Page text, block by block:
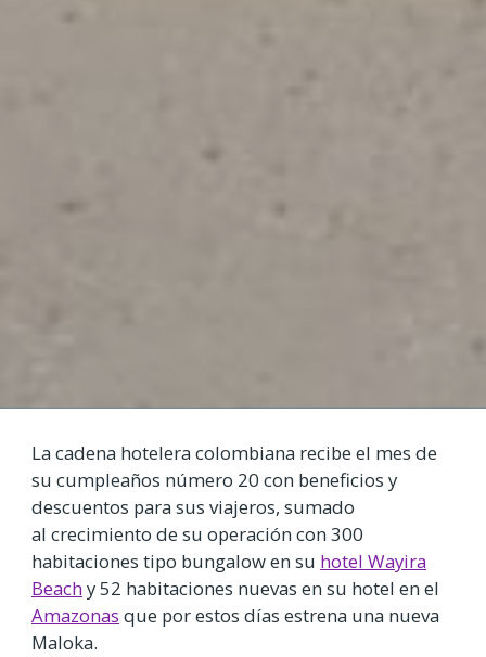
La cadena hotelera colombiana recibe el mes de
su cumpleaños número 20 con beneficios y
descuentos para sus viajeros, sumado
al crecimiento de su operación con 300
habitaciones tipo bungalow en su hotel Wayira
Beachy 52 habitaciones nuevas en su hotel en el
Amazonas que por estos días estrena una nueva
Maloka.